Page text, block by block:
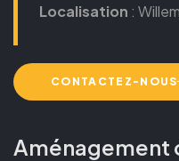
Aménagement
Localisation :
CONTACTEZ-NOUS